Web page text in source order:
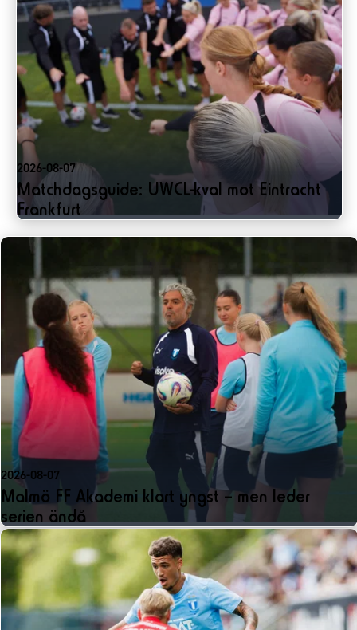
2026-08-07
Matchdagsguide: UWCL-kval mot Eintracht
Frankfurt
2026-08-07
Malmö FF Akademi klart yngst – men leder
serien ändå